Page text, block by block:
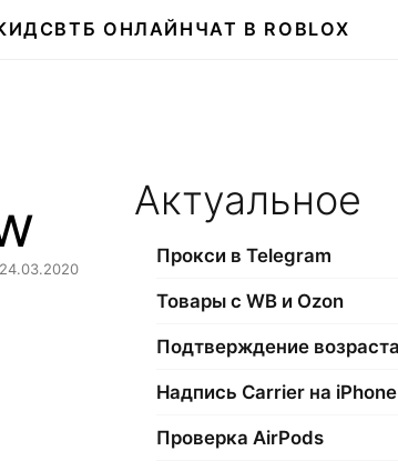
ВТБ ОНЛАЙН ЧАТ В ROBLOX
Актуальное
Прокси в Telegram
Товары с WB и Ozon
Надпись Carrier на iPhone
Проверка AirPods